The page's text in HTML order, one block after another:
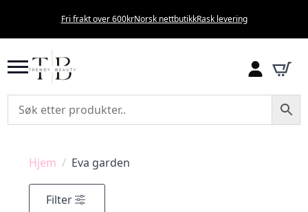
Fri frakt over 600krNorsk nettbutikkRask levering
Hjem Eva garden
Filter